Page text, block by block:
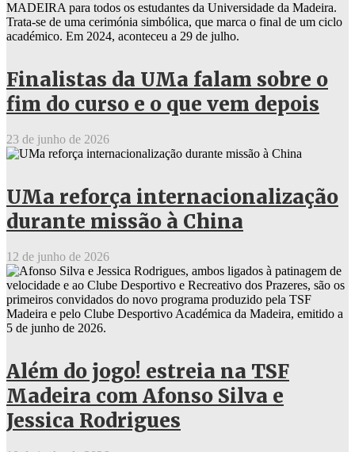
Finalistas da UMa falam sobre o
fim do curso e o que vem depois
23 de junho de 2026
UMa reforça internacionalização
durante missão à China
12 de junho de 2026
Além do jogo! estreia na TSF
Madeira com Afonso Silva e
Jessica Rodrigues